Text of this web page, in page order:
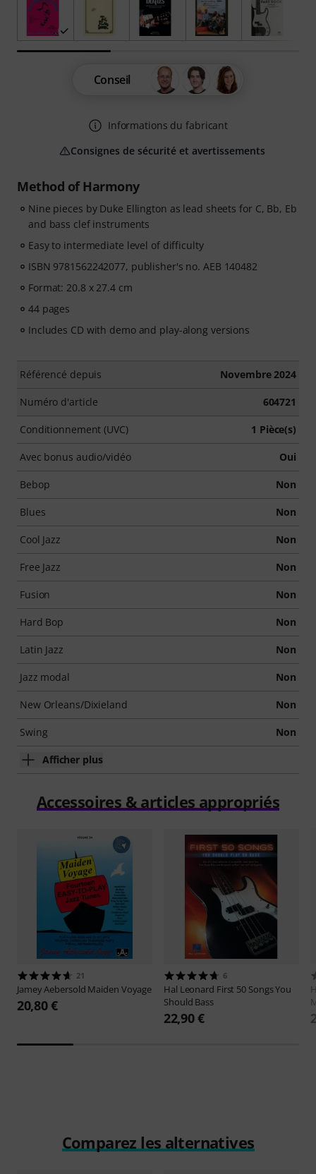
Method of Harmony
Nine pieces by Duke Ellington as lead sheets for C, Bb, Eb
and bass clef instruments
Easy to intermediate level of difficulty
ISBN 9781562242077, publisher's no. AEB 140482
Format: 20.8 x 27.4 cm
44 pages
Includes CD with demo and play-along versions
Référencé depuis Novembre 2024
Numéro d'article 604721
Conditionnement (UVC) 1 Pièce(s)
Avec bonus audio/vidéo Oui
Bebop Non
Blues Non
Cool Jazz Non
Free Jazz Non
Fusion Non
Hard Bop Non
Latin Jazz Non
Jazz modal Non
New Orleans/Dixieland Non
Swing Non
Afficher plus
Conseil
Informations du fabricant
Consignes de sécurité et avertissements
Accessoires & articles appropriés
21
Jamey Aebersold Maiden Voyage
20,80 €
6
Hal Leonard First 50 Songs You
Should Bass
22,90 €
Comparez les alternatives